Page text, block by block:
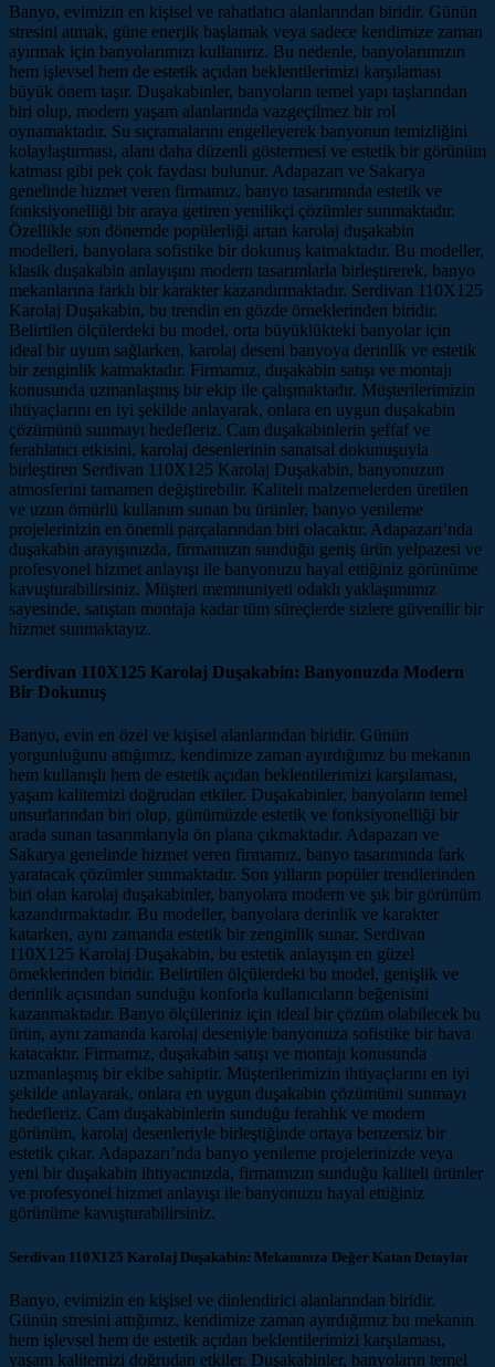
Banyo, evimizin en kişisel ve rahatlatıcı alanlarından biridir. Günün
stresini atmak, güne enerjik başlamak veya sadece kendimize zaman
ayırmak için banyolarımızı kullanırız. Bu nedenle, banyolarımızın
hem işlevsel hem de estetik açıdan beklentilerimizi karşılaması
büyük önem taşır. Duşakabinler, banyoların temel yapı taşlarından
biri olup, modern yaşam alanlarında vazgeçilmez bir rol
oynamaktadır. Su sıçramalarını engelleyerek banyonun temizliğini
kolaylaştırması, alanı daha düzenli göstermesi ve estetik bir görünüm
katması gibi pek çok faydası bulunur. Adapazarı ve Sakarya
genelinde hizmet veren firmamız, banyo tasarımında estetik ve
fonksiyonelliği bir araya getiren yenilikçi çözümler sunmaktadır.
Özellikle son dönemde popülerliği artan karolaj duşakabin
modelleri, banyolara sofistike bir dokunuş katmaktadır. Bu modeller,
klasik duşakabin anlayışını modern tasarımlarla birleştirerek, banyo
mekanlarına farklı bir karakter kazandırmaktadır. Serdivan 110X125
Karolaj Duşakabin, bu trendin en gözde örneklerinden biridir.
Belirtilen ölçülerdeki bu model, orta büyüklükteki banyolar için
ideal bir uyum sağlarken, karolaj deseni banyoya derinlik ve estetik
bir zenginlik katmaktadır. Firmamız, duşakabin satışı ve montajı
konusunda uzmanlaşmış bir ekip ile çalışmaktadır. Müşterilerimizin
ihtiyaçlarını en iyi şekilde anlayarak, onlara en uygun duşakabin
çözümünü sunmayı hedefleriz. Cam duşakabinlerin şeffaf ve
ferahlatıcı etkisini, karolaj desenlerinin sanatsal dokunuşuyla
birleştiren Serdivan 110X125 Karolaj Duşakabin, banyonuzun
atmosferini tamamen değiştirebilir. Kaliteli malzemelerden üretilen
ve uzun ömürlü kullanım sunan bu ürünler, banyo yenileme
projelerinizin en önemli parçalarından biri olacaktır. Adapazarı’nda
duşakabin arayışınızda, firmamızın sunduğu geniş ürün yelpazesi ve
profesyonel hizmet anlayışı ile banyonuzu hayal ettiğiniz görünüme
kavuşturabilirsiniz. Müşteri memnuniyeti odaklı yaklaşımımız
sayesinde, satıştan montaja kadar tüm süreçlerde sizlere güvenilir bir
hizmet sunmaktayız.
Serdivan 110X125 Karolaj Duşakabin: Banyonuzda Modern
Bir Dokunuş
Banyo, evin en özel ve kişisel alanlarından biridir. Günün
yorgunluğunu attığımız, kendimize zaman ayırdığımız bu mekanın
hem kullanışlı hem de estetik açıdan beklentilerimizi karşılaması,
yaşam kalitemizi doğrudan etkiler. Duşakabinler, banyoların temel
unsurlarından biri olup, günümüzde estetik ve fonksiyonelliği bir
arada sunan tasarımlarıyla ön plana çıkmaktadır. Adapazarı ve
Sakarya genelinde hizmet veren firmamız, banyo tasarımında fark
yaratacak çözümler sunmaktadır. Son yılların popüler trendlerinden
biri olan karolaj duşakabinler, banyolara modern ve şık bir görünüm
kazandırmaktadır. Bu modeller, banyolara derinlik ve karakter
katarken, aynı zamanda estetik bir zenginlik sunar. Serdivan
110X125 Karolaj Duşakabin, bu estetik anlayışın en güzel
örneklerinden biridir. Belirtilen ölçülerdeki bu model, genişlik ve
derinlik açısından sunduğu konforla kullanıcıların beğenisini
kazanmaktadır. Banyo ölçüleriniz için ideal bir çözüm olabilecek bu
ürün, aynı zamanda karolaj deseniyle banyonuza sofistike bir hava
katacaktır. Firmamız, duşakabin satışı ve montajı konusunda
uzmanlaşmış bir ekibe sahiptir. Müşterilerimizin ihtiyaçlarını en iyi
şekilde anlayarak, onlara en uygun duşakabin çözümünü sunmayı
hedefleriz. Cam duşakabinlerin sunduğu ferahlık ve modern
görünüm, karolaj desenleriyle birleştiğinde ortaya benzersiz bir
estetik çıkar. Adapazarı’nda banyo yenileme projelerinizde veya
yeni bir duşakabin ihtiyacınızda, firmamızın sunduğu kaliteli ürünler
ve profesyonel hizmet anlayışı ile banyonuzu hayal ettiğiniz
görünüme kavuşturabilirsiniz.
Serdivan 110X125 Karolaj Duşakabin: Mekanınıza Değer Katan Detaylar
Banyo, evimizin en kişisel ve dinlendirici alanlarından biridir.
Günün stresini attığımız, kendimize zaman ayırdığımız bu mekanın
hem işlevsel hem de estetik açıdan beklentilerimizi karşılaması,
yaşam kalitemizi doğrudan etkiler. Duşakabinler, banyoların temel